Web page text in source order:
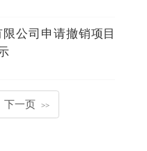
公司申请撤销项目
下一页 >>